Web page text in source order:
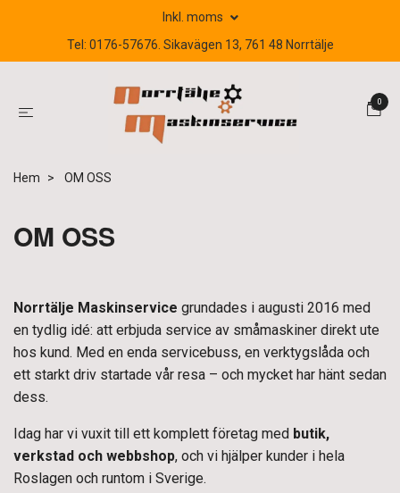
Inkl. moms
Tel: 0176-57676. Sikavägen 13, 761 48 Norrtälje
0
Hem OM OSS
OM OSS
Norrtälje Maskinservice grundades i augusti 2016 med
en tydlig idé: att erbjuda service av småmaskiner direkt ute
hos kund. Med en enda servicebuss, en verktygslåda och
ett starkt driv startade vår resa – och mycket har hänt sedan
dess.
Idag har vi vuxit till ett komplett företag med butik,
verkstad och webbshop, och vi hjälper kunder i hela
Roslagen och runtom i Sverige.